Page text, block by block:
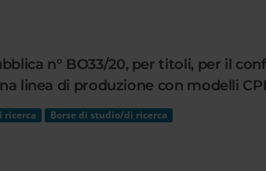
n° BO33/20, per titoli, per il
linea di produzione con modelli
ricerca Borse di studio/di ricerca